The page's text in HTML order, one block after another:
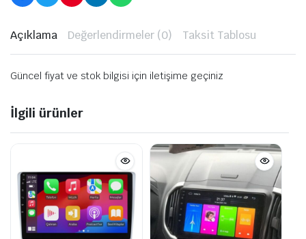
Açıklama Değerlendirmeler (0) Taksit Tablosu
Güncel fiyat ve stok bilgisi için iletişime geçiniz
İlgili ürünler